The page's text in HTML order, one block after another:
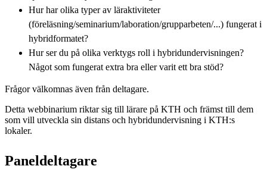
Hur har olika typer av läraktiviteter
(föreläsning/seminarium/laboration/grupparbeten/...) fungerat i
hybridformatet?
Hur ser du på olika verktygs roll i hybridundervisningen?
Något som fungerat extra bra eller varit ett bra stöd?
Frågor välkomnas även från deltagare.
Detta webbinarium riktar sig till lärare på KTH och främst till dem
som vill utveckla sin distans och hybridundervisning i KTH:s
lokaler.
Paneldeltagare